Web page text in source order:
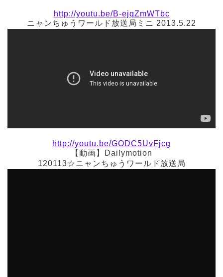
http://youtu.be/B-ejqZmWTbc
ニャンちゅうワールド放送局ミニ 2013.5.22
http://youtu.be/GODC5UvFjcg
【動画】Dailymotion
120113☆ニャンちゅうワールド放送局